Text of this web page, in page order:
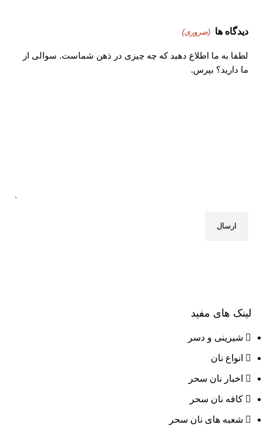
دیدگاه ها (ضروری)
لطفا به ما اطلاع دهید که چه چیزی در ذهن شماست. سوالی از
ما دارید؟ بپرس.
لینک های مفید
شیرینی و دسر
انواع نان
اخبار نان سحر
کافه نان سحر
شعبه های نان سحر